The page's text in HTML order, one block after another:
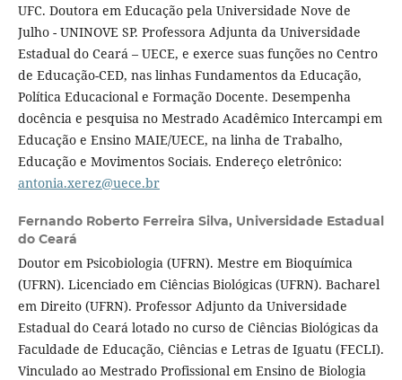
UFC. Doutora em Educação pela Universidade Nove de
Julho - UNINOVE SP. Professora Adjunta da Universidade
Estadual do Ceará – UECE, e exerce suas funções no Centro
de Educação-CED, nas linhas Fundamentos da Educação,
Política Educacional e Formação Docente. Desempenha
docência e pesquisa no Mestrado Acadêmico Intercampi em
Educação e Ensino MAIE/UECE, na linha de Trabalho,
Educação e Movimentos Sociais. Endereço eletrônico:
antonia.xerez@uece.br
Fernando Roberto Ferreira Silva, Universidade Estadual
do Ceará
Doutor em Psicobiologia (UFRN). Mestre em Bioquímica
(UFRN). Licenciado em Ciências Biológicas (UFRN). Bacharel
em Direito (UFRN). Professor Adjunto da Universidade
Estadual do Ceará lotado no curso de Ciências Biológicas da
Faculdade de Educação, Ciências e Letras de Iguatu (FECLI).
Vinculado ao Mestrado Profissional em Ensino de Biologia